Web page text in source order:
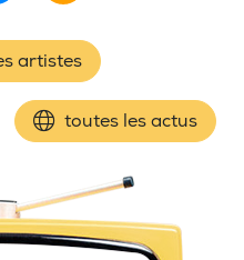
artistes
toutes les actus